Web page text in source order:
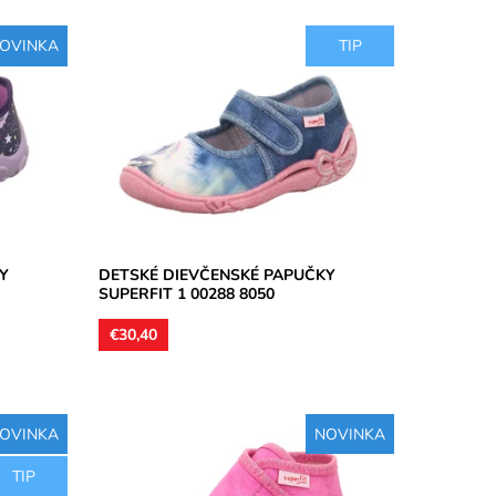
TIP
Dievčenské papučky, materiál textil,
perforované podrážky kvôli
prevzdušneniu chodidla, model detskej
obuvi je vhodný...
Dostupnosť:
Skladom
Značka:
Superfit
Záruka:
2 roky
DETSKÉ DIEVČENSKÉ PAPUČKY
SUPERFIT 1 00288 8050
€30,40
TIP
NOVINKA
Domáca členková obuv určená pre
stredne široké a užšie chodidlá. Materiál